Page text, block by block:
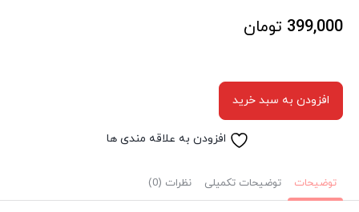
399,000 تومان
افزودن به سبد خرید
افزودن به علاقه مندی ها
توضیحات توضیحات تکمیلی نظرات (0)